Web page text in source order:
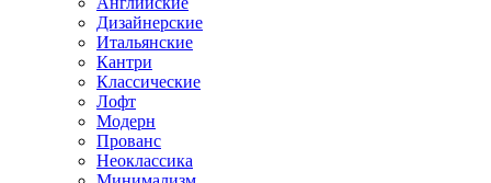
Дизайнерские
Итальянские
Кантри
Классические
Лофт
Модерн
Прованс
Неоклассика